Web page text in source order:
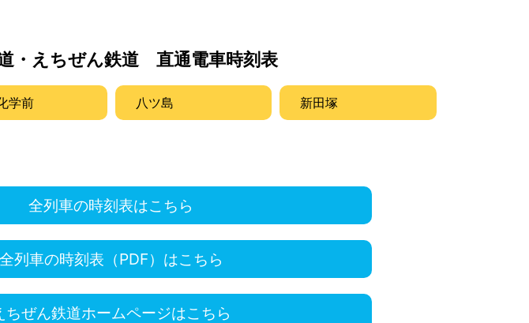
・えちぜん鉄道 直通電車時刻表
学前 八ツ島 新田塚
全列車の時刻表はこちら
全列車の時刻表（PDF）はこちら
ちぜん鉄道ホームページはこちら